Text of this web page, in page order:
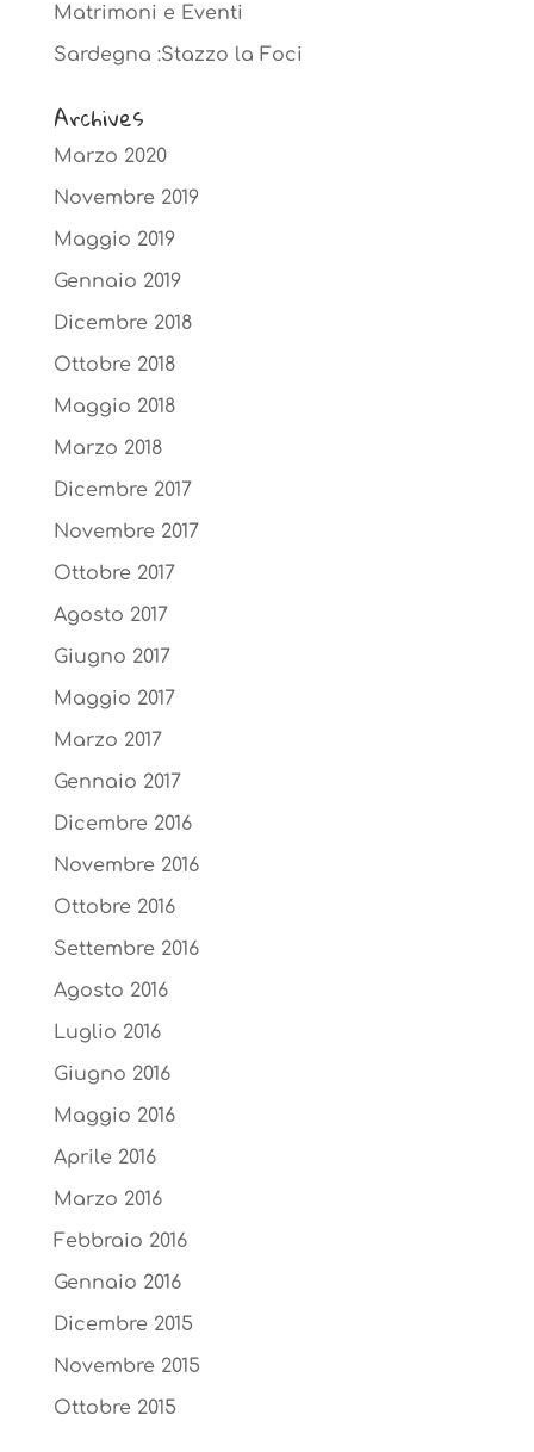
Matrimoni e Eventi
Sardegna :Stazzo la Foci
Archives
Marzo 2020
Novembre 2019
Maggio 2019
Gennaio 2019
Dicembre 2018
Ottobre 2018
Maggio 2018
Marzo 2018
Dicembre 2017
Novembre 2017
Ottobre 2017
Agosto 2017
Giugno 2017
Maggio 2017
Marzo 2017
Gennaio 2017
Dicembre 2016
Novembre 2016
Ottobre 2016
Settembre 2016
Agosto 2016
Luglio 2016
Giugno 2016
Maggio 2016
Aprile 2016
Marzo 2016
Febbraio 2016
Gennaio 2016
Dicembre 2015
Novembre 2015
Ottobre 2015